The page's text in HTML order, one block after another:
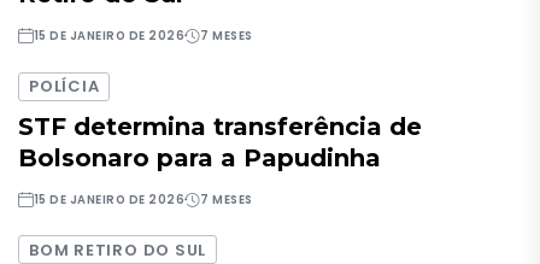
15 DE JANEIRO DE 2026 7 MESES
POLÍCIA
STF determina transferência de
Bolsonaro para a Papudinha
15 DE JANEIRO DE 2026 7 MESES
BOM RETIRO DO SUL